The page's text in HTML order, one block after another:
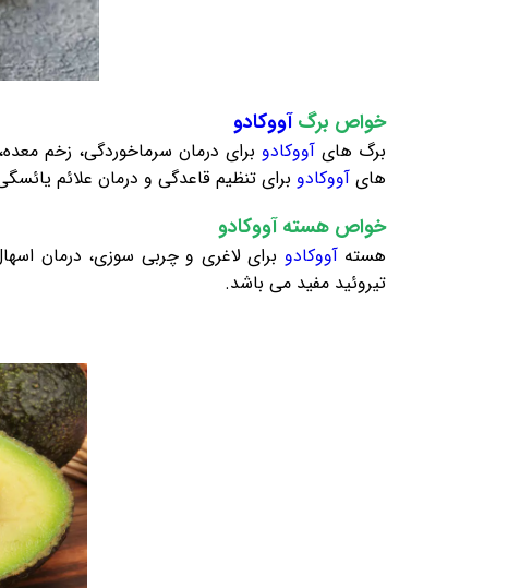
خواص برگآووکادو
برگ هایآووکادو برای درمان سرماخوردگی، زخم
های آووکادو برای تنظیم قاعدگی و درمان علائم
خواص هسته آووکادو
هستهآووکادو برای لاغری و چربی سوزی، درمان
تیروئید مفید می باشد.